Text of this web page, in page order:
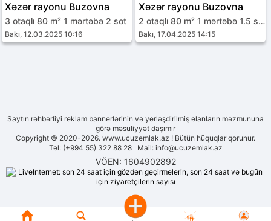
Xəzər rayonu Buzovna
3 otaqlı 80 m² 1 mərtəbə 2 sot
Bakı, 12.03.2025 10:16
Xəzər rayonu Buzovna
2 otaqlı 80 m² 1 mərtəbə 1.5 sot
Bakı, 17.04.2025 14:15
Saytın rəhbərliyi reklam bannerlərinin və yerləşdirilmiş elanların məzmununa
görə məsuliyyət daşımır
Copyright © 2020-2026. www.ucuzemlak.az ! Bütün hüquqlar qorunur.
Tel: (+994 55) 322 88 28 Mail: info@ucuzemlak.az
VÖEN: 1604902892